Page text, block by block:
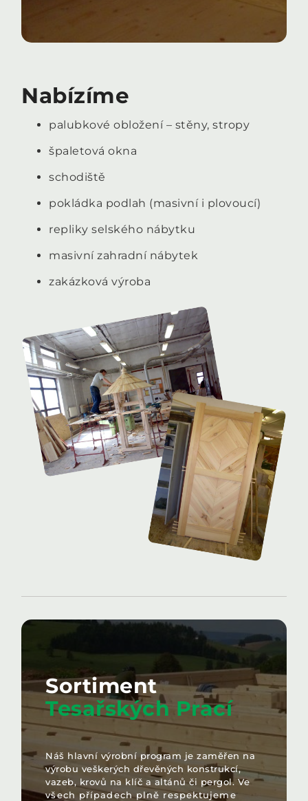
Nabízíme
palubkové obložení – stěny, stropy
špaletová okna
schodiště
pokládka podlah (masivní i plovoucí)
repliky selského nábytku
masivní zahradní nábytek
zakázková výroba
Náš hlavní výrobní program je zaměřen na
výrobu veškerých dřevěných konstrukcí,
vazeb, krovů na klíč a altánů či pergol.Ve
všech případech plně respektujeme
Sortiment
Tesařských Prací